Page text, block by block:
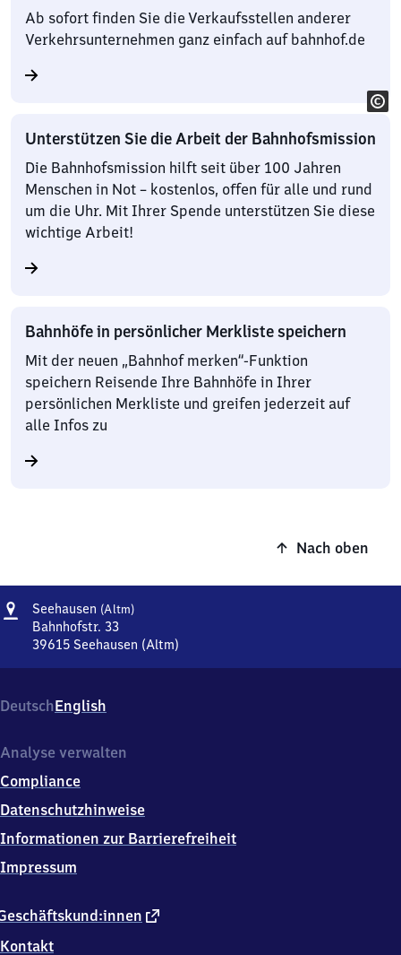
Ab sofort finden Sie die Verkaufsstellen anderer
Verkehrsunternehmen ganz einfach auf bahnhof.de
Unterstützen Sie die Arbeit der Bahnhofsmission
Die Bahnhofsmission hilft seit über 100 Jahren
Menschen in Not – kostenlos, offen für alle und rund
um die Uhr. Mit Ihrer Spende unterstützen Sie diese
wichtige Arbeit!
Bahnhöfe in persönlicher Merkliste speichern
Mit der neuen „Bahnhof merken“-Funktion
speichern Reisende Ihre Bahnhöfe in Ihrer
persönlichen Merkliste und greifen jederzeit auf
alle Infos zu
Nach oben
Adresse
Seehausen (Altm)Seehausen
Bahnhofstr. 33
39615 Seehausen (Altm)
Bahnhofstr.
33,
9
1
5
(Altm)
DeutschEnglish
externer
Kontakt
Analyse verwalten
Compliance
Datenschutzhinweise
Informationen zur Barrierefreiheit
Impressum